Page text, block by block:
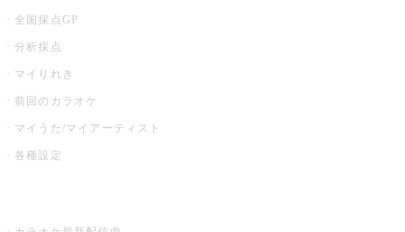
全国採点GP
分析採点
マイりれき
前回のカラオケ
マイうた/マイアーティスト
各種設定